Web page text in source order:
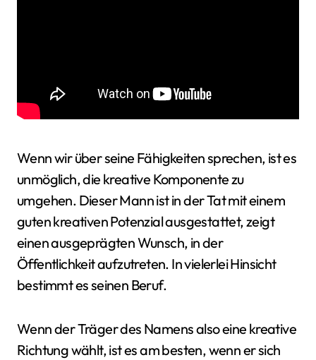
Wenn wir über seine Fähigkeiten sprechen, ist es
unmöglich, die kreative Komponente zu
umgehen. Dieser Mann ist in der Tat mit einem
guten kreativen Potenzial ausgestattet, zeigt
einen ausgeprägten Wunsch, in der
Öffentlichkeit aufzutreten. In vielerlei Hinsicht
bestimmt es seinen Beruf.
Wenn der Träger des Namens also eine kreative
Richtung wählt, ist es am besten, wenn er sich